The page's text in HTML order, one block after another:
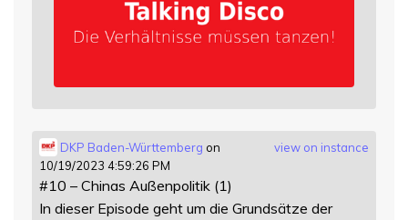
view on instance
DKP Baden-Württemberg on
10/19/2023 4:59:26 PM
#10 – Chinas Außenpolitik (1)
In dieser Episode geht um die Grundsätze der